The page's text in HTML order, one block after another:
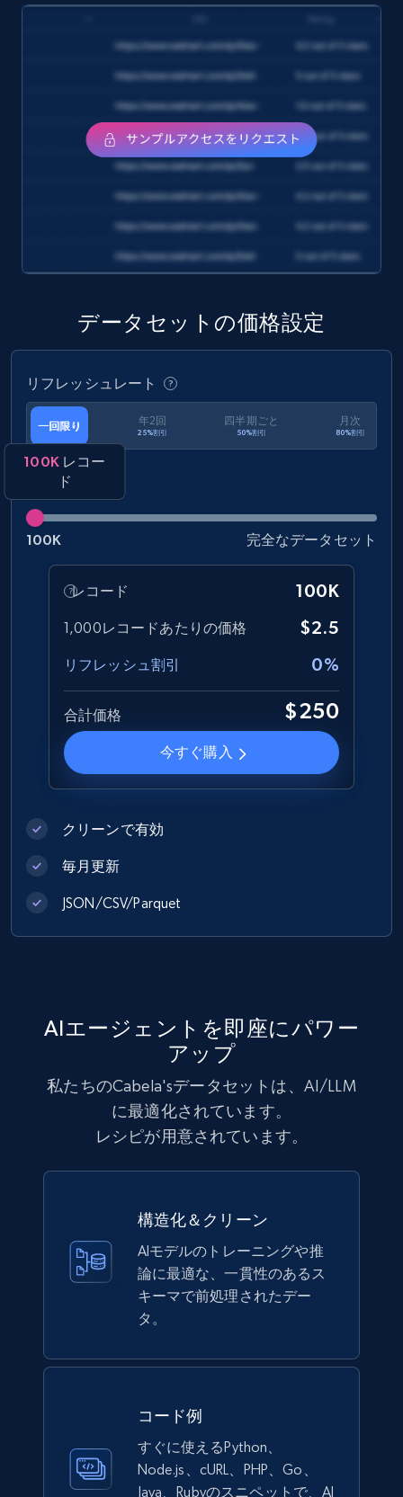
Rating, Reviews count, Initial price, Discount,
eCommerce
175+ 今すぐ購入
Amazon Walmart
amazon, Description amazon, Initial price
amazon, Currency amazon, Availability amazon,
and more.
eCommerce
132+ 今すぐ購入
Zara - Products
Category id, Product id, Product name, Price,
Currency, Colour code, Colour, Description, and
eCommerce
1.2K+ 今すぐ購入
URL, Product id, Title, Images, Final price,
eCommerce
Lazada - Products
price, Currency, Stock, and more.
eCommerce
Lowes.com
URL, Domain, Marketplace pn, Sku, Other pn,
Model number, Gtin ean pn, Product name, and
more.
991+ 162+ 今すぐ購入
データセットの価格設定
リフレッシュレート
一回限り 年2回
25%割引
四半期ごと
50%割引
月次
80%割引
100Kレコー
ド
100K 完全なデータセット
レコード 100K
1,000レコードあたりの価格 $2.5
リフレッシュ割引 0%
合計価格 $250
今すぐ購入
クリーンで有効
毎月更新
JSON/CSV/Parquet
AIエージェントを即座にパワー
アップ
私たちのCabela'sデータセットは、AI/LLM
に最適化されています。
レシピが用意されています。
構造化＆クリーン
AIモデルのトレーニングや推
論に最適な、一貫性のあるス
キーマで前処理されたデー
タ。
コード例
すぐに使えるPython、
Node.js、cURL、PHP、Go、
Java、Rubyのスニペットで、AI